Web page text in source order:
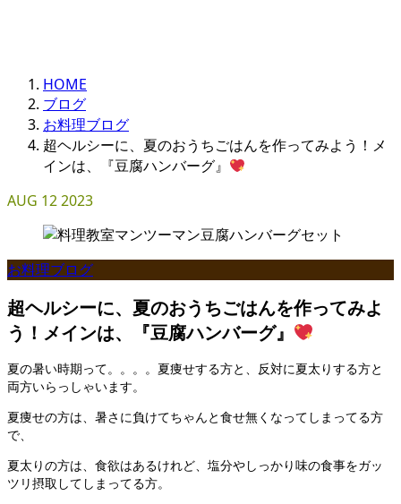
HOME
ブログ
お料理ブログ
超ヘルシーに、夏のおうちごはんを作ってみよう！メ
インは、『豆腐ハンバーグ』
AUG 122023
お料理ブログ
超ヘルシーに、夏のおうちごはんを作ってみよ
う！メインは、『豆腐ハンバーグ』
夏の暑い時期って。。。。夏痩せする方と、反対に夏太りする方と
両方いらっしゃいます。
夏痩せの方は、暑さに負けてちゃんと食せ無くなってしまってる方
で、
夏太りの方は、食欲はあるけれど、塩分やしっかり味の食事をガッ
ツリ摂取してしまってる方。